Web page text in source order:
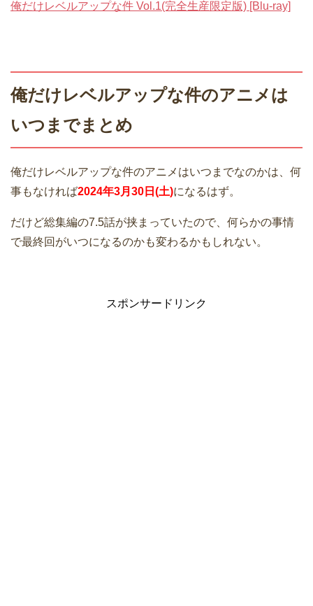
俺だけレベルアップな件 Vol.1(完全生産限定版) [Blu-ray]
俺だけレベルアップな件のアニメは
いつまでまとめ
俺だけレベルアップな件のアニメはいつまでなのかは、何
事もなければ2024年3月30日(土)になるはず。
だけど総集編の7.5話が挟まっていたので、何らかの事情
で最終回がいつになるのかも変わるかもしれない。
スポンサードリンク